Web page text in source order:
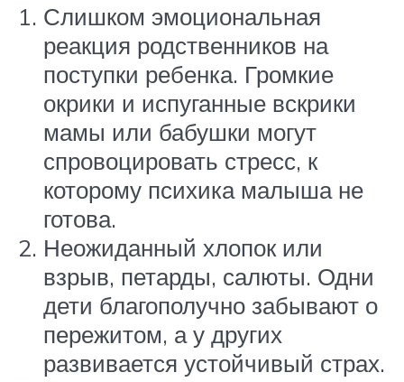
Слишком эмоциональная
реакция родственников на
поступки ребенка. Громкие
окрики и испуганные вскрики
мамы или бабушки могут
спровоцировать стресс, к
которому психика малыша не
готова.
Неожиданный хлопок или
взрыв, петарды, салюты. Одни
дети благополучно забывают о
пережитом, а у других
развивается устойчивый страх.